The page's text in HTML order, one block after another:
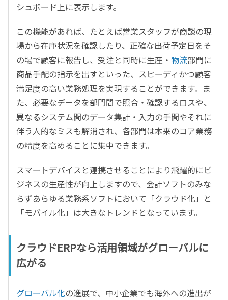
シュボード上に表示します。
この機能があれば、たとえば営業スタッフが商談の現
場から在庫状況を確認したり、正確な出荷予定日をそ
の場で顧客に報告し、受注と同時に生産・ 物流部門に
商品手配の指示を出すといった、スピーディかつ顧客
満足度の高い業務処理を実現することができます。ま
た、必要なデータを部門間で照合・確認するロスや、
異なるシステム間のデータ集計・入力の手間やそれに
伴う人的なミスも解消され、各部門は本来のコア業務
の精度を高めることに集中できます。
スマートデバイスと連携させることにより飛躍的にビ
ジネスの生産性が向上しますので、会計ソフトのみな
らずあらゆる業務系ソフトにおいて「クラウド化」と
「モバイル化」は大きなトレンドとなっています。
クラウドERPなら活用領域がグローバルに
広がる
グローバル化の進展で、中小企業でも海外への進出が